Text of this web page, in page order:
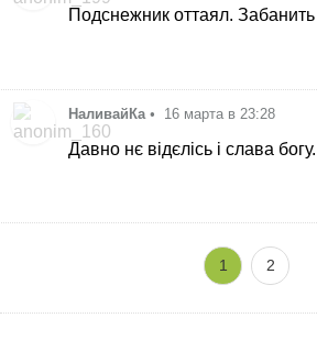
Подснежник оттаял.
НаливайКа • 16 марта в 23:28
Давно нє відєлісь і слава
1 2